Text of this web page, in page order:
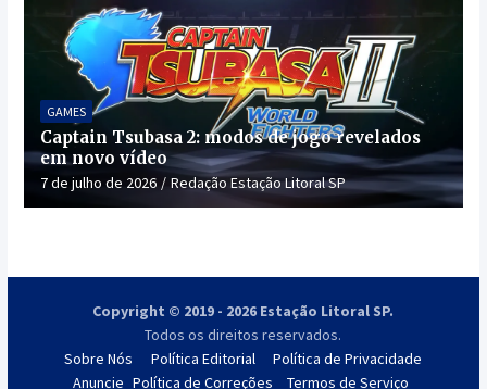
GAMES
Captain Tsubasa 2: modos de jogo revelados
em novo vídeo
7 de julho de 2026 Redação Estação Litoral SP
Copyright © 2019 - 2026 Estação Litoral SP.
Todos os direitos reservados.
Sobre Nós
Anuncie
Política Editorial
Política de Correções
Política de Privacidade
Termos de Serviço